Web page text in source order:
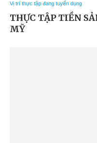
Vị trí thực tập đang tuyển dụng
THỰC TẬP TIỀN
MỸ